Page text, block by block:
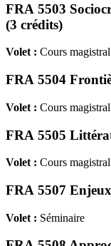
FRA 5503
(3 crédits)
Volet : Cours magistral
FRA 5504
Volet : Cours magistral
FRA 5505
Volet : Cours magistral
FRA 5507
Volet : Séminaire